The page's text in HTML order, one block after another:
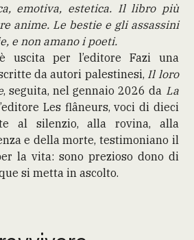
emotiva, estetica. Il libro più
anime. Le bestie e gli assassini
e non amano i poeti.
uscita per l’editore Fazi una
da autori palestinesi, Il loro
, seguita, nel gennaio 2026 da La
Les flâneurs, voci di dieci
al silenzio, alla rovina, alla
e della morte, testimoniano il
la vita: sono prezioso dono di
si metta in ascolto.